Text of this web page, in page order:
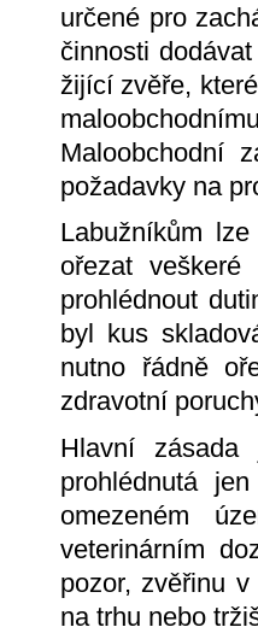
určené pro
činnosti
žijící zvěře,
Maloobchodní
požadavky na
Labužníkům
ořezat
prohlédnout
byl kus
nutno řádně
zdravotní
Hlavní zásada
prohlédnutá
omezeném
veterinárním
pozor, zvěřinu
na trhu nebo